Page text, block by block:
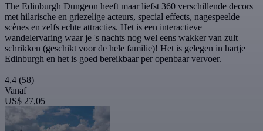
The Edinburgh Dungeon heeft maar liefst 360 verschillende decors
met hilarische en griezelige acteurs, special effects, nagespeelde
scènes en zelfs echte attracties. Het is een interactieve
wandelervaring waar je 's nachts nog wel eens wakker van zult
schrikken (geschikt voor de hele familie)! Het is gelegen in hartje
Edinburgh en het is goed bereikbaar per openbaar vervoer.
4,4 (58)
Vanaf
US$ 27,05